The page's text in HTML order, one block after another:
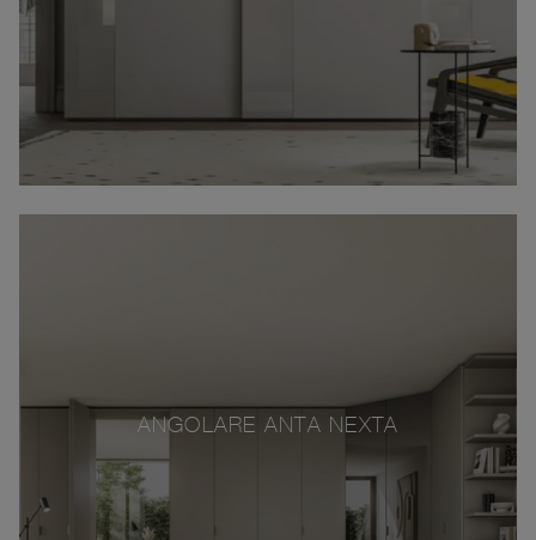
ANGOLARE ANTA NEXTA